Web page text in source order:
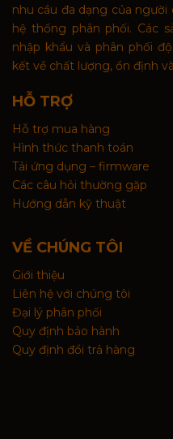
nhu cầu đa dạng của người
hệ thống phân phối. Các
nhập khẩu và phân phối
kết về chất lượng, ổn định
HỖ TRỢ
Hỗ trợ mua hàng
Hình thức thanh toán
Tải ứng dụng – firmware
Các câu hỏi thường gặp
Hướng dẫn kỹ thuật
VỀ CHÚNG TÔI
Giới thiệu
Liên hệ với chúng tôi
Đại lý phân phối
Quy định bảo hành
Quy định đổi trả hàng